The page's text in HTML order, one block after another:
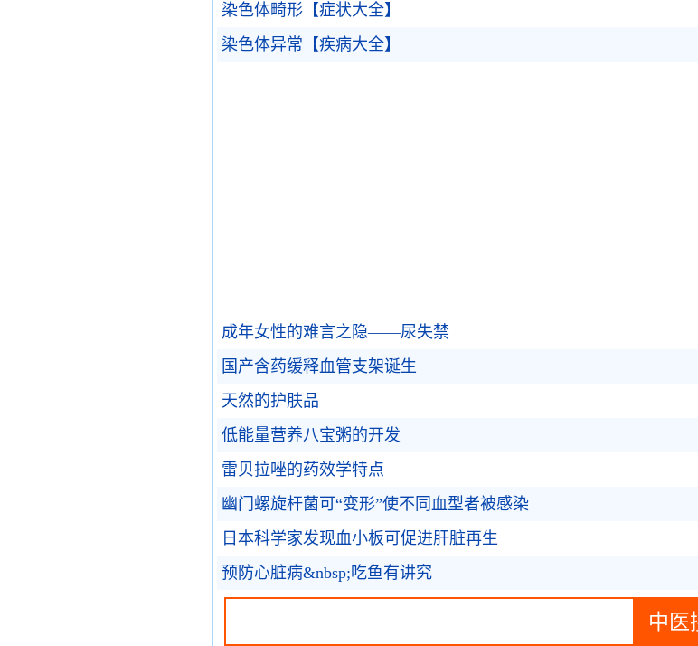
染色体畸形【症状大全】
染色体异常【疾病大全】
成年女性的难言之隐——尿失禁
国产含药缓释血管支架诞生
天然的护肤品
低能量营养八宝粥的开发
雷贝拉唑的药效学特点
幽门螺旋杆菌可“变形”使不同血型者被感染
日本科学家发现血小板可促进肝脏再生
预防心脏病&nbsp;吃鱼有讲究